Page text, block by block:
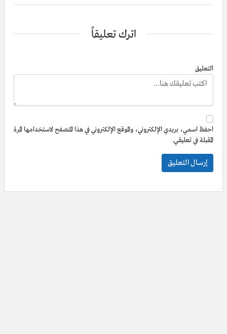
اترك تعليقاً
التعليق
احفظ اسمي، بريدي الإلكتروني، والموقع الإلكتروني في هذا المتصفح لاستخدامها المرة
المقبلة في تعليقي.